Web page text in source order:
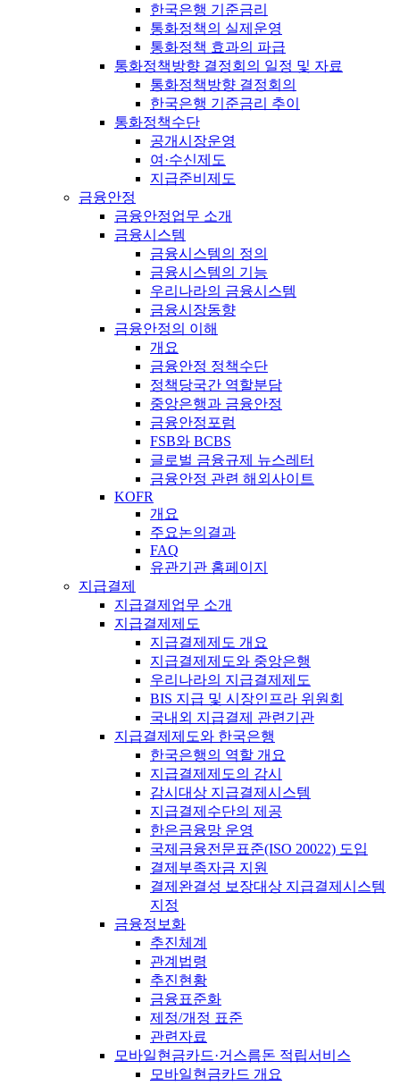
한국은행 기준금리
통화정책의 실제운영
통화정책 효과의 파급
통화정책방향 결정회의 일정 및 자료
통화정책방향 결정회의
한국은행 기준금리 추이
통화정책수단
공개시장운영
여·수신제도
지급준비제도
금융안정
금융안정업무 소개
금융시스템
금융시스템의 정의
금융시스템의 기능
우리나라의 금융시스템
금융시장동향
금융안정의 이해
개요
금융안정 정책수단
정책당국간 역할분담
중앙은행과 금융안정
금융안정포럼
FSB와 BCBS
글로벌 금융규제 뉴스레터
금융안정 관련 해외사이트
KOFR
개요
주요논의결과
FAQ
유관기관 홈페이지
지급결제
지급결제업무 소개
지급결제제도
지급결제제도 개요
지급결제제도와 중앙은행
우리나라의 지급결제제도
BIS 지급 및 시장인프라 위원회
국내외 지급결제 관련기관
지급결제제도와 한국은행
한국은행의 역할 개요
지급결제제도의 감시
감시대상 지급결제시스템
지급결제수단의 제공
한은금융망 운영
국제금융전문표준(ISO 20022) 도입
결제부족자금 지원
결제완결성 보장대상 지급결제시스템
지정
금융정보화
추진체계
관계법령
추진현황
금융표준화
제정/개정 표준
관련자료
모바일현금카드·거스름돈 적립서비스
모바일현금카드 개요